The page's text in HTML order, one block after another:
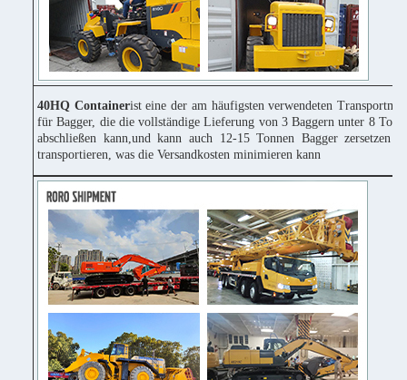
40HQ Containerist eine der am häufigsten verwendeten
für Bagger, die die vollständige Lieferung von 3 Baggern unter 8
abschließen kann,und kann auch 12-15 Tonnen Bagger zersetzen
transportieren, was die Versandkosten minimieren kann